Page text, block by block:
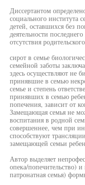
Диссертантом
социального института
детей, оставшихся без
деятельности
отсутствия
сирот в семье
семейной заботы
здесь осуществляют не
принявшие в семью
семье и степень
принявших в семью
попечения, зависит от
Замещающая семья не
воспитания в родной
совершеннее, чем при
способствуют
замещающей семьи
Автор выделяет
опека/попечительство)
патронатная семья)